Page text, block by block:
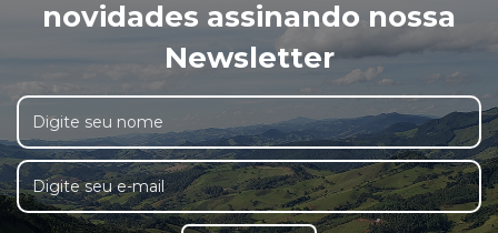
novidades assinando nossa
Newsletter